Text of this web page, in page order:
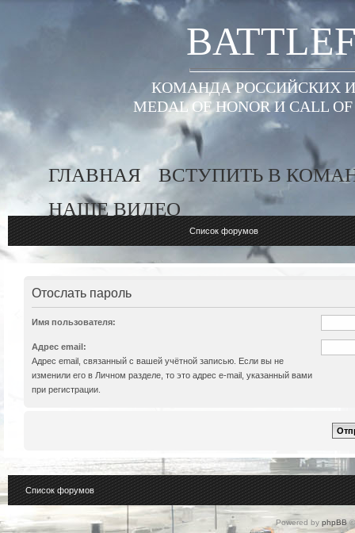
КОМАНДА РОССИЙСКИХ
MEDAL OF HONOR И
ГЛАВНАЯ
ВСТУПИТЬ В
НАШЕ ВИДЕО
Список форумов
Отослать пароль
Имя пользователя:
Адрес email:
Адрес email, связанный с вашей учётной записью. Если вы не
изменили его в Личном разделе, то это адрес e-mail, указанный вами
при регистрации.
Список форумов
Powered by phpBB©